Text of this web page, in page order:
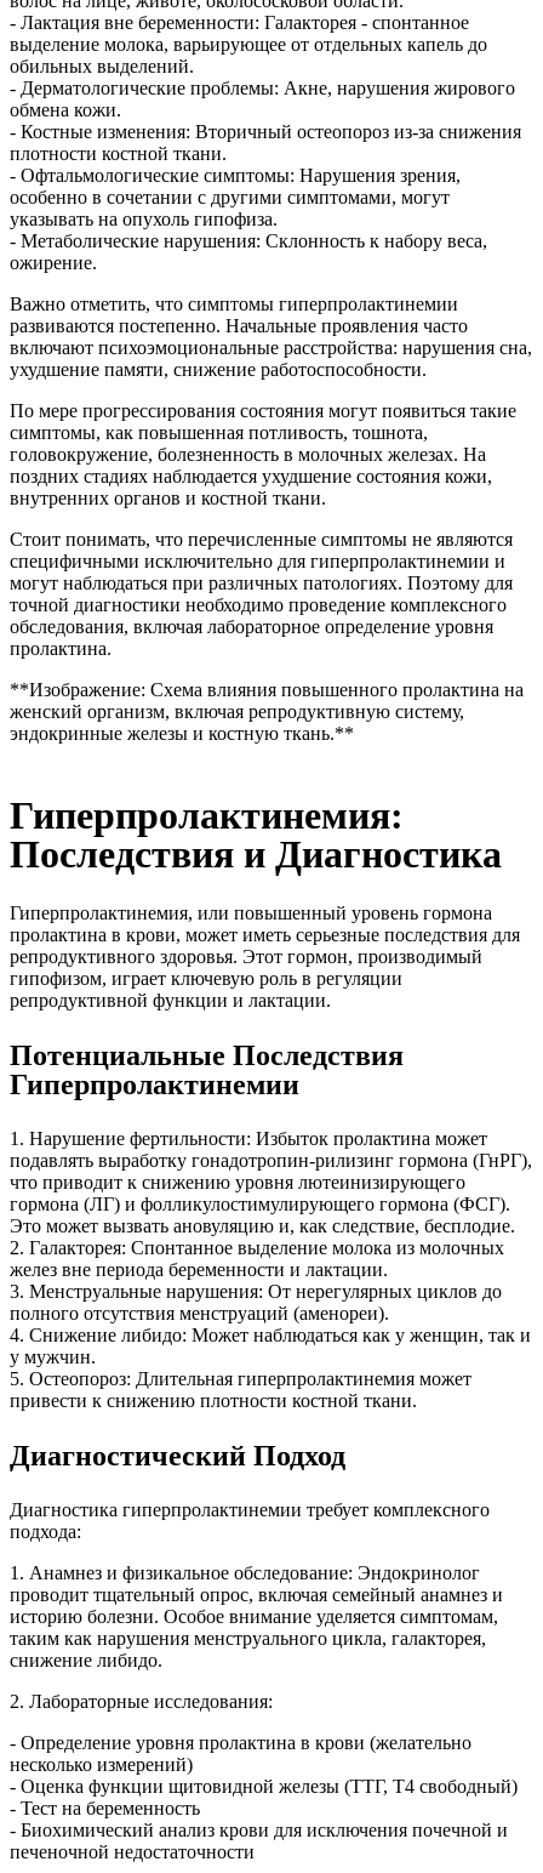
- Лактация вне беременности: Галакторея - спонтанное
выделение молока, варьирующее от отдельных капель до
обильных выделений.
- Дерматологические проблемы: Акне, нарушения жирового
обмена кожи.
- Костные изменения: Вторичный остеопороз из-за снижения
плотности костной ткани.
- Офтальмологические симптомы: Нарушения зрения,
особенно в сочетании с другими симптомами, могут
указывать на опухоль гипофиза.
- Метаболические нарушения: Склонность к набору веса,
ожирение.
Важно отметить, что симптомы гиперпролактинемии
развиваются постепенно. Начальные проявления часто
включают психоэмоциональные расстройства: нарушения сна,
ухудшение памяти, снижение работоспособности.
По мере прогрессирования состояния могут появиться такие
симптомы, как повышенная потливость, тошнота,
головокружение, болезненность в молочных железах. На
поздних стадиях наблюдается ухудшение состояния кожи,
внутренних органов и костной ткани.
Стоит понимать, что перечисленные симптомы не являются
специфичными исключительно для гиперпролактинемии и
могут наблюдаться при различных патологиях. Поэтому для
точной диагностики необходимо проведение комплексного
обследования, включая лабораторное определение уровня
пролактина.
**Изображение: Схема влияния повышенного пролактина на
женский организм, включая репродуктивную систему,
эндокринные железы и костную ткань.**
Гиперпролактинемия:
Последствия и Диагностика
Гиперпролактинемия, или повышенный уровень гормона
пролактина в крови, может иметь серьезные последствия для
репродуктивного здоровья. Этот гормон, производимый
гипофизом, играет ключевую роль в регуляции
репродуктивной функции и лактации.
Потенциальные Последствия
Гиперпролактинемии
1. Нарушение фертильности: Избыток пролактина может
подавлять выработку гонадотропин-рилизинг гормона (ГнРГ),
что приводит к снижению уровня лютеинизирующего
гормона (ЛГ) и фолликулостимулирующего гормона (ФСГ).
Это может вызвать ановуляцию и, как следствие, бесплодие.
2. Галакторея: Спонтанное выделение молока из молочных
желез вне периода беременности и лактации.
3. Менструальные нарушения: От нерегулярных циклов до
полного отсутствия менструаций (аменореи).
4. Снижение либидо: Может наблюдаться как у женщин, так и
у мужчин.
5. Остеопороз: Длительная гиперпролактинемия может
привести к снижению плотности костной ткани.
Диагностический Подход
Диагностика гиперпролактинемии требует комплексного
подхода:
1. Анамнез и физикальное обследование: Эндокринолог
проводит тщательный опрос, включая семейный анамнез и
историю болезни. Особое внимание уделяется симптомам,
таким как нарушения менструального цикла, галакторея,
снижение либидо.
2. Лабораторные исследования:
- Определение уровня пролактина в крови (желательно
несколько измерений)
- Оценка функции щитовидной железы (ТТГ, Т4 свободный)
- Тест на беременность
- Биохимический анализ крови для исключения почечной и
печеночной недостаточности